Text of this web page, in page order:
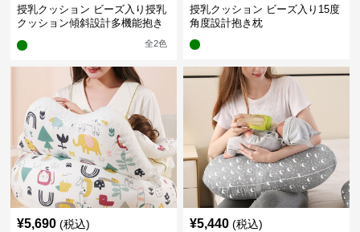
授乳クッション ビーズ入り授乳
クッション傾斜設計多機能抱き
全2色
授乳クッション ビーズ入り15度
角度設計抱き枕
¥5,690 (税込) ¥5,440 (税込)